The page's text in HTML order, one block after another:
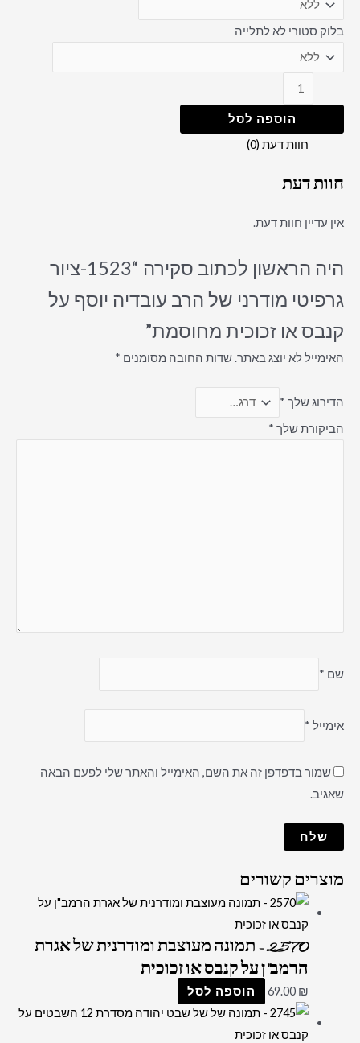
בלוק סטורי לא לתלייה
הוספה לסל
חוות דעת (0)
חוות דעת
אין עדיין חוות דעת.
היה הראשון לכתוב סקירה “1523-ציור
גרפיטי מודרני של הרב עובדיה יוסף על
קנבס או זכוכית מחוסמת”
האימייל לא יוצג באתר.שדות החובה מסומנים *
הדירוג שלך *
הביקורת שלך *
שם *
אימייל *
שמור בדפדפן זה את השם, האימייל והאתר שלי לפעם הבאה
שאגיב.
מוצרים קשורים
2570 – תמונה מעוצבת ומודרנית של אגרת
הרמב"ן על קנבס או זכוכית
69.00 ₪ הוספה לסל